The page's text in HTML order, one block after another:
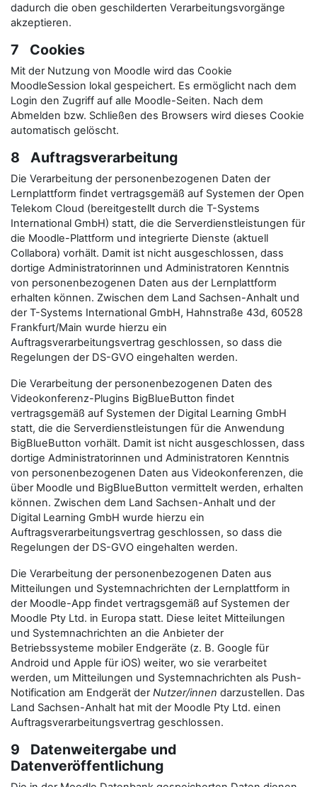
dadurch die oben geschilderten Verarbeitungsvorgänge
akzeptieren.
7 Cookies
Mit der Nutzung von Moodle wird das Cookie
MoodleSession lokal gespeichert. Es ermöglicht nach dem
Login den Zugriff auf alle Moodle-Seiten. Nach dem
Abmelden bzw. Schließen des Browsers wird dieses Cookie
automatisch gelöscht.
8 Auftragsverarbeitung
Die Verarbeitung der personenbezogenen Daten der
Lernplattform findet vertragsgemäß auf Systemen der Open
Telekom Cloud (bereitgestellt durch die T-Systems
International GmbH) statt, die die Serverdienstleistungen für
die Moodle-Plattform und integrierte Dienste (aktuell
Collabora) vorhält. Damit ist nicht ausgeschlossen, dass
dortige Administratorinnen und Administratoren Kenntnis
von personenbezogenen Daten aus der Lernplattform
erhalten können. Zwischen dem Land Sachsen-Anhalt und
der T-Systems International GmbH, Hahnstraße 43d, 60528
Frankfurt/Main wurde hierzu ein
Auftragsverarbeitungsvertrag geschlossen, so dass die
Regelungen der DS-GVO eingehalten werden.
Die Verarbeitung der personenbezogenen Daten des
Videokonferenz-Plugins BigBlueButton findet
vertragsgemäß auf Systemen der Digital Learning GmbH
statt, die die Serverdienstleistungen für die Anwendung
BigBlueButton vorhält. Damit ist nicht ausgeschlossen, dass
dortige Administratorinnen und Administratoren Kenntnis
von personenbezogenen Daten aus Videokonferenzen, die
über Moodle und BigBlueButton vermittelt werden, erhalten
können. Zwischen dem Land Sachsen-Anhalt und der
Digital Learning GmbH wurde hierzu ein
Auftragsverarbeitungsvertrag geschlossen, so dass die
Regelungen der DS-GVO eingehalten werden.
Die Verarbeitung der personenbezogenen Daten aus
Mitteilungen und Systemnachrichten der Lernplattform in
der Moodle-App findet vertragsgemäß auf Systemen der
Moodle Pty Ltd. in Europa statt. Diese leitet Mitteilungen
und Systemnachrichten an die Anbieter der
Betriebssysteme mobiler Endgeräte (z. B. Google für
Android und Apple für iOS) weiter, wo sie verarbeitet
werden, um Mitteilungen und Systemnachrichten als Push-
Notification am Endgerät derNutzer/innen darzustellen. Das
Land Sachsen-Anhalt hat mit der Moodle Pty Ltd. einen
Auftragsverarbeitungsvertrag geschlossen.
9 Datenweitergabe und
Datenveröffentlichung